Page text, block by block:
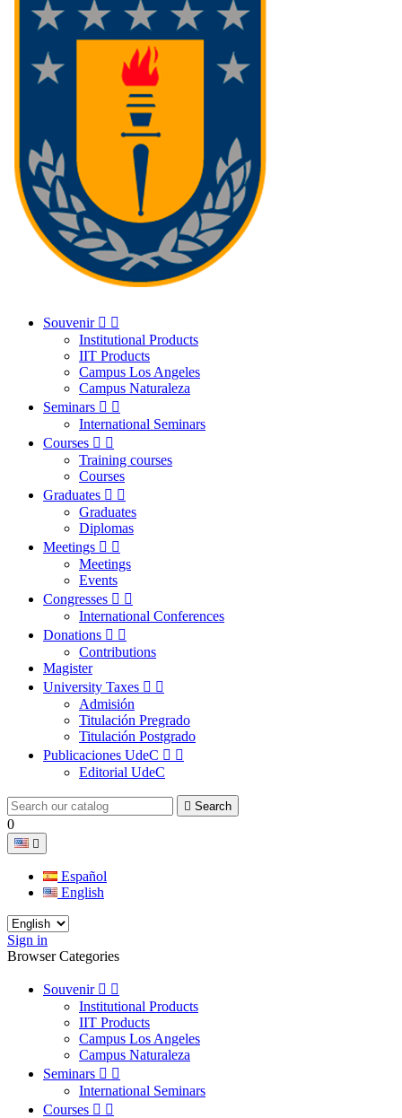
Souvenir  
Institutional Products
IIT Products
Campus Los Angeles
Campus Naturaleza
Seminars  
International Seminars
Courses  
Training courses
Courses
Graduates  
Graduates
Diplomas
Meetings  
Meetings
Events
Congresses  
International Conferences
Donations  
Contributions
Magister
University Taxes  
Admisión
Titulación Pregrado
Titulación Postgrado
Publicaciones UdeC  
Editorial UdeC
 Search
0

Español
English
Sign in
Browser Categories
Souvenir  
Institutional Products
IIT Products
Campus Los Angeles
Campus Naturaleza
Seminars  
International Seminars
Courses  